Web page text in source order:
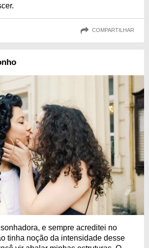
COMPARTILHAR
e sempre acreditei no
tinha noção da intensidade desse